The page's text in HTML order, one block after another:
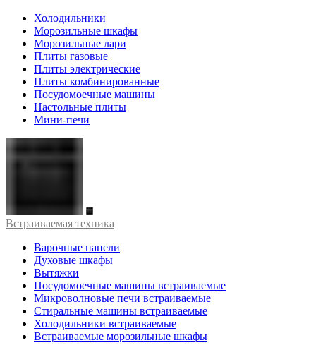
Холодильники
Морозильные шкафы
Морозильные лари
Плиты газовые
Плиты электрические
Плиты комбинированные
Посудомоечные машины
Настольные плиты
Мини-печи
Встраиваемая техника
Варочные панели
Духовые шкафы
Вытяжки
Посудомоечные машины встраиваемые
Микроволновые печи встраиваемые
Стиральные машины встраиваемые
Холодильники встраиваемые
Встраиваемые морозильные шкафы